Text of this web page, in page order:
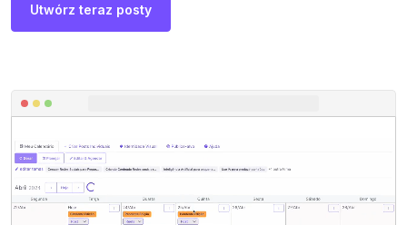
Utwórz teraz posty